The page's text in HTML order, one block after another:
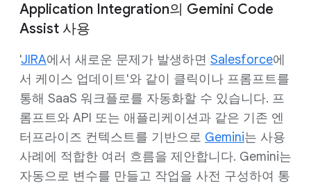
Application Integration의 Gemini Code
Assist 사용
'JIRA에서 새로운 문제가 발생하면 Salesforce에
서 케이스 업데이트'와 같이 클릭이나 프롬프트를
통해 SaaS 워크플로를 자동화할 수 있습니다. 프
롬프트와 API 또는 애플리케이션과 같은 기존 엔
터프라이즈 컨텍스트를 기반으로 Gemini는 사용
사례에 적합한 여러 흐름을 제안합니다. Gemini는
자동으로 변수를 만들고 작업을 사전 구성하여 통